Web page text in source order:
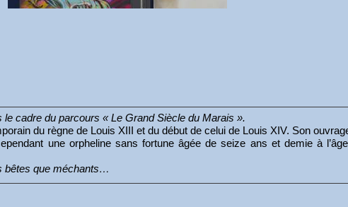
cadre du parcours « Le Grand Siècle du Marais ».
du règne de Louis XIII et du début de celui de Louis XIV. Son
une orpheline sans fortune âgée de seize ans et demie à
bêtes que méchants…